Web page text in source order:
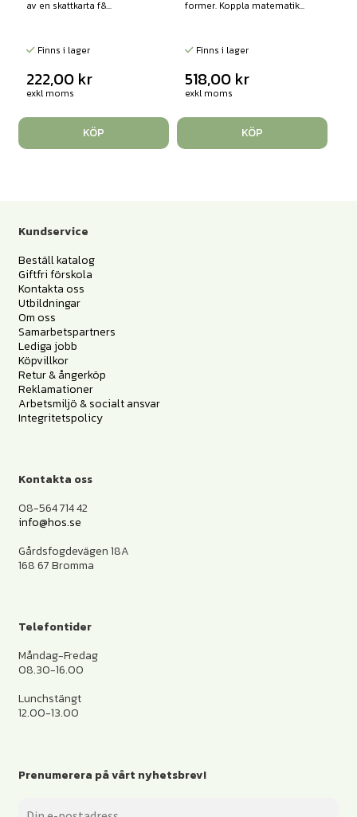
av en skattkarta f&...
Finns i lager
222,00 kr
exkl moms
KÖP
former. Koppla matematik...
Finns i lager
518,00 kr
exkl moms
KÖP
Kundservice
Beställ katalog
Giftfri förskola
Kontakta oss
Utbildningar
Om oss
Samarbetspartners
Lediga jobb
Köpvillkor
Retur & ångerköp
Reklamationer
Arbetsmiljö & socialt ansvar
Integritetspolicy
Kontakta oss
08-564 714 42
info@hos.se
Gårdsfogdevägen 18A
168 67 Bromma
Telefontider
Måndag-Fredag
08.30-16.00
Lunchstängt
12.00-13.00
Prenumerera på vårt nyhetsbrev!